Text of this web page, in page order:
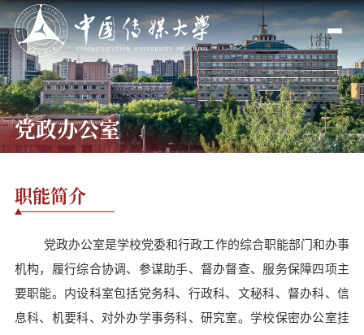
党政办公室
职能简介
党政办公室是学校党委和行政工作的综合职能部门和办事
机构，履行综合协调、参谋助手、督办督查、服务保障四项主
要职能。内设科室包括党务科、行政科、文秘科、督办科、信
息科、机要科、对外办学事务科、研究室。学校保密办公室挂